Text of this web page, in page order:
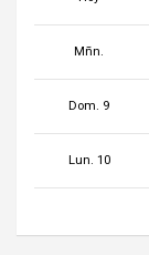
Mñn.
Dom. 9
Lun. 10